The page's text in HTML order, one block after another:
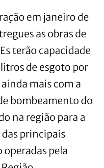
em janeiro de
as obras de
terão capacidade
de esgoto por
mais com a
bombeamento do
na região para a
das principais
pela